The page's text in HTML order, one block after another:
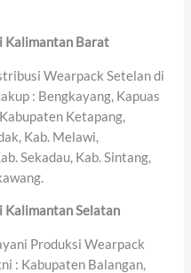
Kalimantan Barat
Wearpack Setelan di
: Bengkayang, Kapuas
Ketapang,
Kab. Melawi,
Sekadau, Kab. Sintang,
Selatan
Produksi Wearpack
: Kabupaten Balangan,